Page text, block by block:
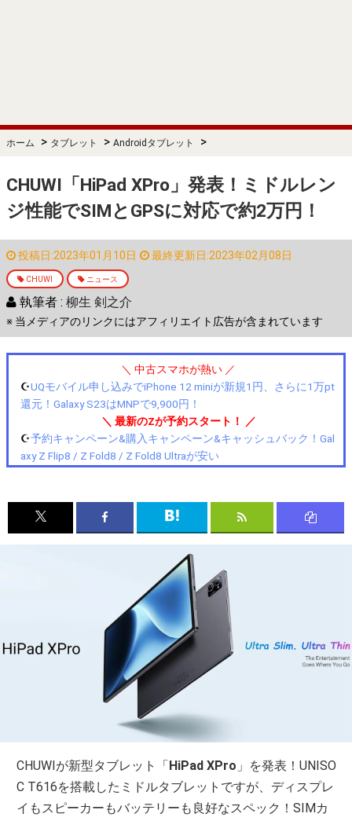
ホーム > タブレット > Androidタブレット >
CHUWI「HiPad XPro」発表！ミドルレン
ジ性能でSIMとGPSに対応で約2万円！
投稿日:2023年01月10日 最終更新日:2023年02月08日
CHUWI ニュース
執筆者 : 柳生 剣之介
※ 当メディアのリンクにはアフィリエイト広告が含まれています
＼ 中古スマホが熱い ／
☪️UQモバイル申し込みでiPhone 12 miniが新規1円、さらに1万pt
還元！Galaxy S23はMNPで9,900円！
＼ 最新のZが予約スタート！ ／
☪️予約キャンペーン&購入キャンペーン&キャッシュバック！Gal
axy Z Flip8 / Z Fold8 / Z Fold8 Ultraが安い
CHUWIが新型タブレット「 HiPad XPro 」を発表！UNISO
C T616を搭載したミドルタブレットですが、ディスプレ
イもスピーカーもバッテリーも良好なスペック！SIMカ